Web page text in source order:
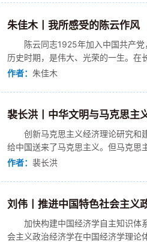
朱佳木丨我所感受的陈云作风
陈云同志1925年加入中国共产
历史时期，是伟大、光荣的一生。
改革开放和社会主义现代化建设建立
作者： 朱佳木
裴长洪丨中华文明与马克思主
创新马克思主义经济理论研究和
给中国送来了马克思主义。但马克思
位，让我们不能不思考中国文化土壤
作者： 裴长洪
刘伟丨推进中国特色社会主义
加快构建中国经济学自主知识体
会主义政治经济学在中国经济学理论